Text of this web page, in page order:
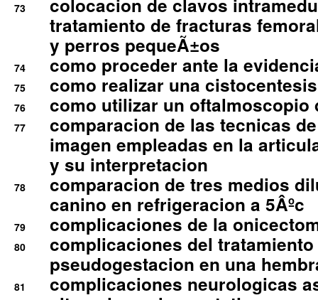
73
colocacion de clavos
tratamiento de fracturas
y perros pequeÃ±os
74 como proceder ante la
75 como realizar una
76 como utilizar un oftalmoscopio
77
comparacion de las tecnicas
imagen empleadas en la
y su interpretacion
78
comparacion de tres medios
canino en refrigeracion a 5Âºc
79 complicaciones de la
80
complicaciones del
pseudogestacion en una
81
complicaciones neurologicas